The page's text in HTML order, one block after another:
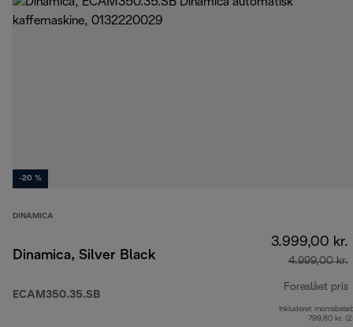
-20 %
DINAMICA
Dinamica, Silver Black
ECAM350.35.SB
3.999,00 kr.
4.999,00 kr.
Foreslået pris
Inkluderet
799,80 kr.